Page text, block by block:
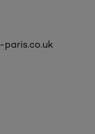
paris.co.uk